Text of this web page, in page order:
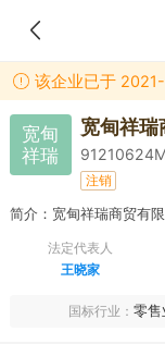
该企业已于
宽甸
祥瑞
宽甸祥瑞
注销
法定代表人
王晓家
国标行业 零售